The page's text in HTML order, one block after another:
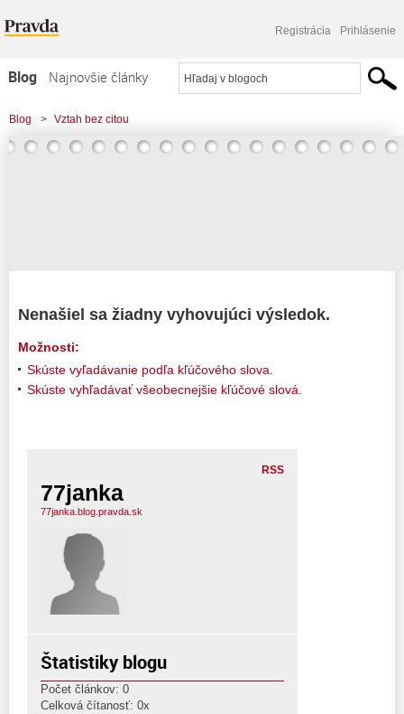
Registrácia Prihlásenie
Blog
Najnovšie články
Najčítanejšie články
Najkomentovanejšie články
Blog > Vztah bez citou
Nenašiel sa žiadny vyhovujúci výsledok.
Možnosti:
Skúste vyľadávanie podľa kľúčového slova.
Skúste vyhľadávať všeobecnejšie kľúčové slová.
RSS
77janka
77janka.blog.pravda.sk
Štatistiky blogu
Počet článkov: 0
Celková čítanosť: 0x